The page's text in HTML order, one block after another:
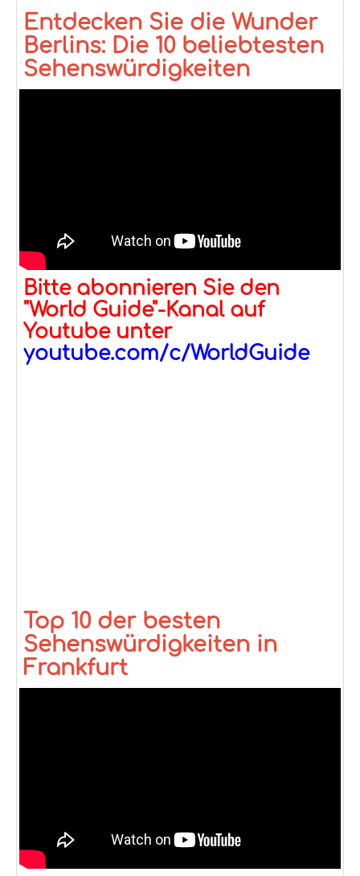
Entdecken Sie die Wunder
Berlins: Die 10 beliebtesten
Sehenswürdigkeiten
Bitte abonnieren Sie den
"World Guide"-Kanal auf
Youtube unter
youtube.com/c/WorldGuide
Top 10 der besten
Sehenswürdigkeiten in
Frankfurt